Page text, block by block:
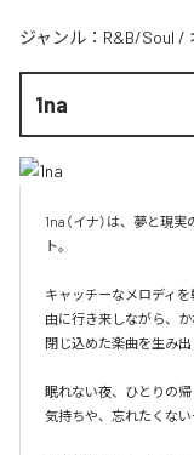
ジャンル： R&B/Soul /
1na
1na（イナ）は、夢と現
ト。
キャッチーなメロディ
由に行き来しながら、
閉じ込めた楽曲を生み出
眠れない夜、ひとりの
気持ちや、忘れたくな